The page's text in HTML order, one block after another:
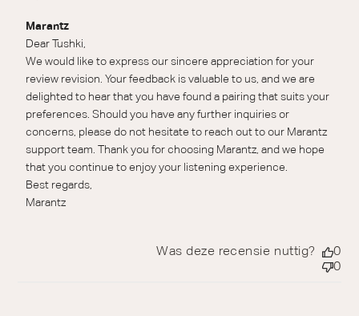
Reactie van winkeleigenaar op beoordeling van Marantz
over Fri Apr 05 2024
Marantz
Dear Tushki,
We would like to express our sincere appreciation for your
review revision. Your feedback is valuable to us, and we are
delighted to hear that you have found a pairing that suits your
preferences. Should you have any further inquiries or
concerns, please do not hesitate to reach out to our Marantz
support team. Thank you for choosing Marantz, and we hope
that you continue to enjoy your listening experience.
Best regards,
Marantz
Was deze recensie nuttig?
0
0